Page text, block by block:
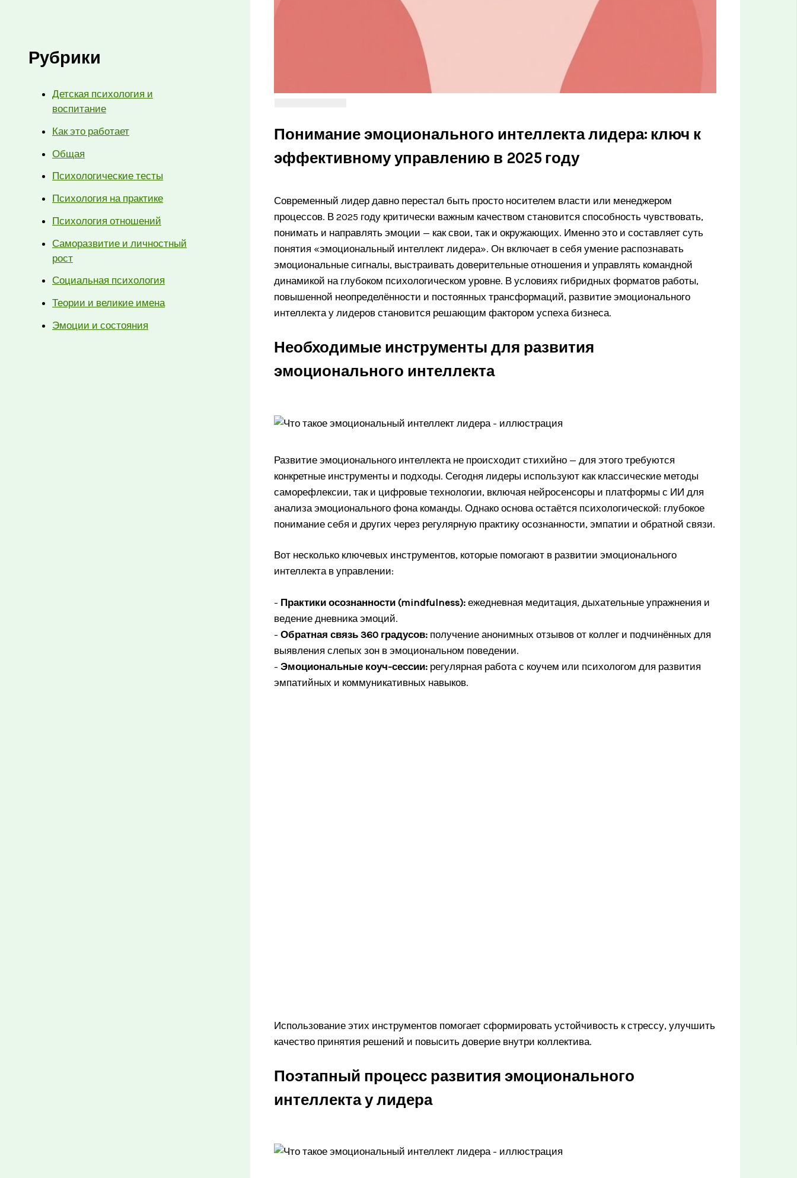
Рубрики
Детская психология и
воспитание
Как это работает
Общая
Психологические тесты
Психология на практике
Психология отношений
Саморазвитие и личностный
рост
Социальная психология
Теории и великие имена
Эмоции и состояния
Понимание эмоционального интеллекта лидера: ключ к
эффективному управлению в 2025 году
Современный лидер давно перестал быть просто носителем власти или менеджером
процессов. В 2025 году критически важным качеством становится способность чувствовать,
понимать и направлять эмоции — как свои, так и окружающих. Именно это и составляет суть
понятия «эмоциональный интеллект лидера». Он включает в себя умение распознавать
эмоциональные сигналы, выстраивать доверительные отношения и управлять командной
динамикой на глубоком психологическом уровне. В условиях гибридных форматов работы,
повышенной неопределённости и постоянных трансформаций, развитие эмоционального
интеллекта у лидеров становится решающим фактором успеха бизнеса.
Необходимые инструменты для развития
эмоционального интеллекта
Развитие эмоционального интеллекта не происходит стихийно — для этого требуются
конкретные инструменты и подходы. Сегодня лидеры используют как классические методы
саморефлексии, так и цифровые технологии, включая нейросенсоры и платформы с ИИ для
анализа эмоционального фона команды. Однако основа остаётся психологической: глубокое
понимание себя и других через регулярную практику осознанности, эмпатии и обратной связи.
Вот несколько ключевых инструментов, которые помогают в развитии эмоционального
интеллекта в управлении:
- Практики осознанности (mindfulness): ежедневная медитация, дыхательные упражнения и
ведение дневника эмоций.
- Обратная связь 360 градусов: получение анонимных отзывов от коллег и подчинённых для
выявления слепых зон в эмоциональном поведении.
- Эмоциональные коуч-сессии: регулярная работа с коучем или психологом для развития
эмпатийных и коммуникативных навыков.
Использование этих инструментов помогает сформировать устойчивость к стрессу, улучшить
качество принятия решений и повысить доверие внутри коллектива.
Поэтапный процесс развития эмоционального
интеллекта у лидера